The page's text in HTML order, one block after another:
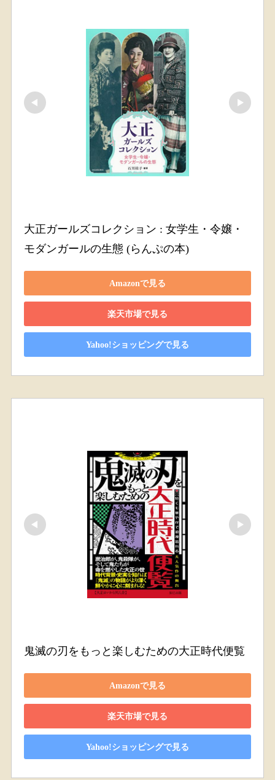
大正ガールズコレクション : 女学生・令嬢・
モダンガールの生態 (らんぷの本)
Amazonで見る
楽天市場で見る
Yahoo!ショッピングで見る
鬼滅の刃をもっと楽しむための大正時代便覧
Amazonで見る
楽天市場で見る
Yahoo!ショッピングで見る